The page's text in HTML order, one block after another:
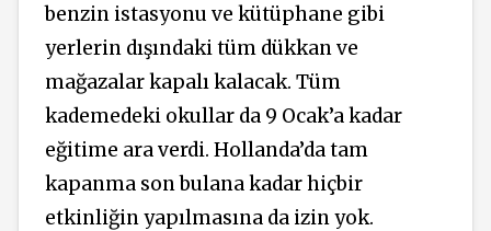
benzin istasyonu ve kütüphane gibi
yerlerin dışındaki tüm dükkan ve
mağazalar kapalı kalacak. Tüm
kademedeki okullar da 9 Ocak’a kadar
eğitime ara verdi. Hollanda’da tam
kapanma son bulana kadar hiçbir
etkinliğin yapılmasına da izin yok.